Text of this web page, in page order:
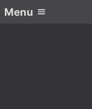
Menu